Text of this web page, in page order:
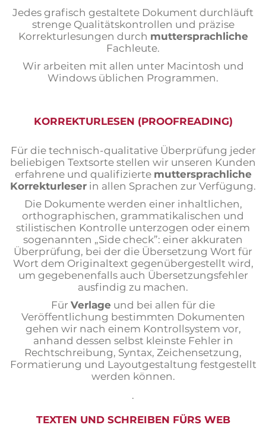
Jedes grafisch gestaltete Dokument durchläuft
strenge Qualitätskontrollen und präzise
Korrekturlesungen durch muttersprachliche
Fachleute.
Wir arbeiten mit allen unter Macintosh und
Windows üblichen Programmen.
KORREKTURLESEN (PROOFREADING)
Für die technisch-qualitative Überprüfung jeder
beliebigen Textsorte stellen wir unseren Kunden
erfahrene und qualifizierte muttersprachliche
Korrekturleser in allen Sprachen zur Verfügung.
Die Dokumente werden einer inhaltlichen,
orthographischen, grammatikalischen und
stilistischen Kontrolle unterzogen oder einem
sogenannten „Side check”: einer akkuraten
Überprüfung, bei der die Übersetzung Wort für
Wort dem Originaltext gegenübergestellt wird,
um gegebenenfalls auch Übersetzungsfehler
ausfindig zu machen.
Für Verlage und bei allen für die
Veröffentlichung bestimmten Dokumenten
gehen wir nach einem Kontrollsystem vor,
anhand dessen selbst kleinste Fehler in
Rechtschreibung, Syntax, Zeichensetzung,
Formatierung und Layoutgestaltung festgestellt
werden können.
.
TEXTEN UND SCHREIBEN FÜRS WEB